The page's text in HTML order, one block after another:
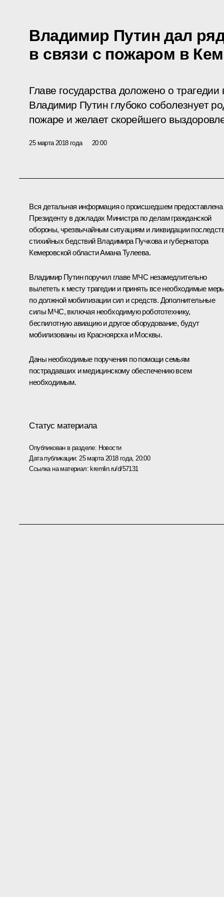
Владимир Путин дал
в связи с пожаром в
Главе государства доложено о
Владимир Путин глубоко соболезнует
пожаре и желает скорейшего
25 марта 2018 года 20:00
Вся детальная информация о происшедшем предоставлена
Президенту в докладах Министра по делам гражданской
обороны, чрезвычайным ситуациям и ликвидации
стихийных бедствий Владимира Пучковаи губернатора
Кемеровской областиАмана Тулеева.
Владимир Путин поручил главе МЧС незамедлительно
вылететь к месту трагедии и принять все необходимые
по должной мобилизации сил и средств. Дополнительные
силы МЧС, включая необходимую робототехнику,
беспилотную авиацию и другое оборудование, будут
мобилизованы из Красноярска и Москвы.
Даны необходимые поручения по помощи семьям
пострадавших и медицинскому обеспечению всем
необходимым.
Статус материала
Опубликован в разделе: Новости
Дата публикации: 25 марта 2018 года, 20:00
Ссылка на материал: kremlin.ru/d/57131